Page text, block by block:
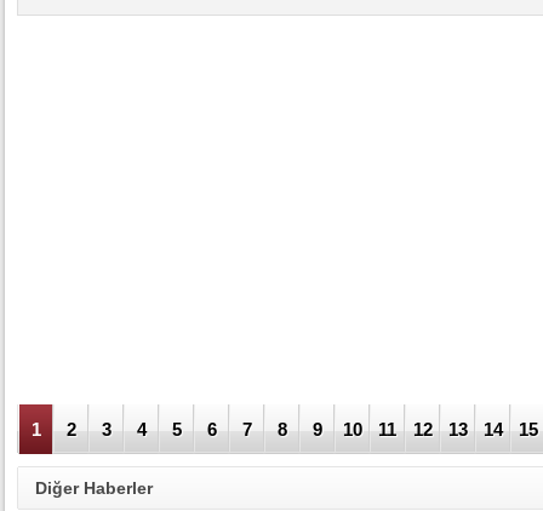
1 2 3 4 5 6 7 8 9 10 11 12 13 14 15
Diğer Haberler